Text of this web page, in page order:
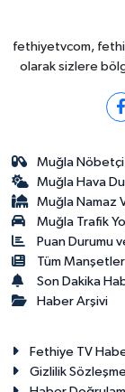
fethiyetvcom,
olarak sizlere
Muğla
Muğla Hava
Muğla Namaz
Muğla Trafik
Puan Durumu
Tüm Manşetler
Son Dakika
Haber Arşivi
Fethiye TV
Gizlilik